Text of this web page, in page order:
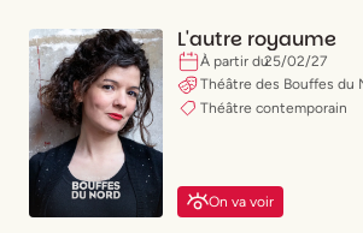
L'autre royaume
À partir du25/02/27
Théâtre des Bouffes du
Théâtre contemporain
On va voir